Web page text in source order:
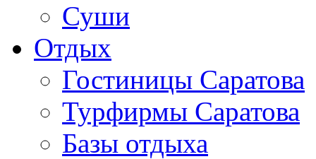
Суши
Отдых
Гостиницы Саратова
Турфирмы Саратова
Базы отдыха